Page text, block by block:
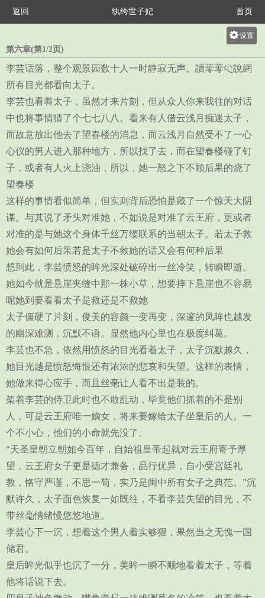
返回 纨绔世子妃 首页
设置
大
小
第六章(第1/2页)
李芸话落，整个观景园数十人一时静寂无声。讀蕶蕶尐說網
所有目光都看向太子。
李芸也看着太子，虽然才来片刻，但从众人你来我往的对话
中也将事情猜了个七七八八。看来有人借云浅月痴迷太子，
而故意放出他去了望春楼的消息，而云浅月自然受不了一心
心仪的男人进入那种地方，所以找了去，而在望春楼碰了钉
子，或者有人火上浇油，所以，她一怒之下不顾后果的烧了
望春楼
这样的事情看似简单，但实则背后恐怕是藏了一个惊天大阴
谋。与其说了矛头对准她，不如说是对准了云王府，更或者
对准的是与她这个身体千丝万缕联系的当朝太子。若太子救
她会有如何后果若是太子不救她的话又会有何种后果
想到此，李芸愤怒的眸光深处破碎出一丝冷笑，转瞬即逝。
她如今就是悬崖夹缝中那一株小草，想要摔下悬崖也不容易
呢她到要看看太子是救还是不救她
太子僵硬了片刻，俊美的容颜一变再变，深邃的凤眸也越发
的幽深难测，沉默不语。显然他内心里也在极度纠葛。
李芸也不急，依然用愤怒的目光看着太子，太子沉默越久，
她目光越是愤怒悔恨还有浓浓的悲哀和失望。这样的表情，
她做来得心应手，而且丝毫让人看不出是装的。
架着李芸的侍卫此时也不敢乱动，毕竟他们抓着的不是别
人，可是云王府唯一嫡女，将来要嫁给太子坐皇后的人。一
个不小心，他们的小命就先没了。
“天圣皇朝立朝如今百年，自始祖皇帝起就对云王府寄予厚
望，云王府女子更是德才兼备，品行优异，自小受宫廷礼
教，恪守严谨，不思一苟，实乃是闺中所有女子之典范。”沉
默许久，太子面色恢复一如既往，不看李芸失望的目光，不
带丝毫情绪慢悠悠地道。
李芸心下一沉，想着这个男人着实够狠，果然当之无愧一国
储君。
皇后眸光似乎也沉了一分，美眸一瞬不顺地看着太子，等着
他将话说下去。